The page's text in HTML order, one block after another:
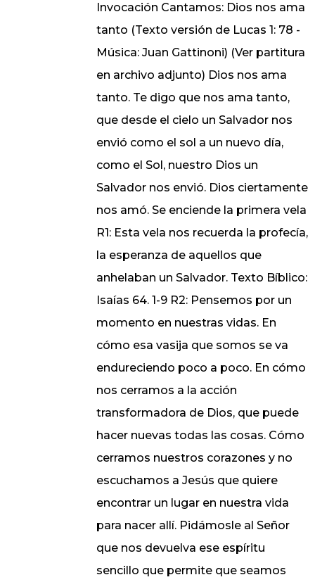
Invocación Cantamos: Dios nos ama
tanto (Texto versión de Lucas 1: 78 -
Música: Juan Gattinoni) (Ver partitura
en archivo adjunto) Dios nos ama
tanto. Te digo que nos ama tanto,
que desde el cielo un Salvador nos
envió como el sol a un nuevo día,
como el Sol, nuestro Dios un
Salvador nos envió. Dios ciertamente
nos amó. Se enciende la primera vela
R1: Esta vela nos recuerda la profecía,
la esperanza de aquellos que
anhelaban un Salvador. Texto Bíblico:
Isaías 64. 1-9 R2: Pensemos por un
momento en nuestras vidas. En
cómo esa vasija que somos se va
endureciendo poco a poco. En cómo
nos cerramos a la acción
transformadora de Dios, que puede
hacer nuevas todas las cosas. Cómo
cerramos nuestros corazones y no
escuchamos a Jesús que quiere
encontrar un lugar en nuestra vida
para nacer allí. Pidámosle al Señor
que nos devuelva ese espíritu
sencillo que permite que seamos